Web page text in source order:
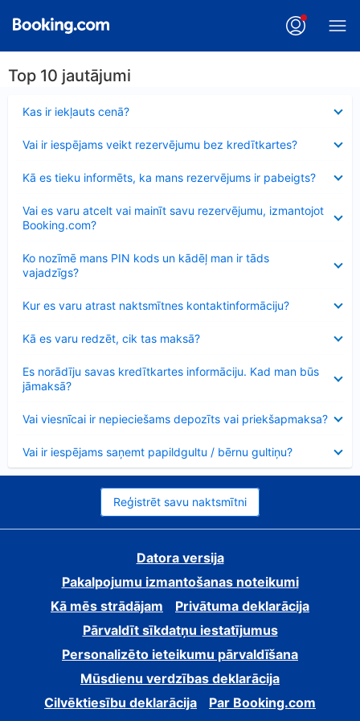
Top 10 jautājumi
Kas ir iekļauts cenā?
Vai ir iespējams veikt rezervējumu bez kredītkartes?
Kā es tieku informēts, ka mans rezervējums ir pabeigts?
Vai es varu atcelt vai mainīt savu rezervējumu, izmantojot
Booking.com?
Ko nozīmē mans PIN kods un kādēļ man ir tāds
vajadzīgs?
Kur es varu atrast naktsmītnes kontaktinformāciju?
Kā es varu redzēt, cik tas maksā?
Es norādīju savas kredītkartes informāciju. Kad man būs
jāmaksā?
Vai viesnīcai ir nepieciešams depozīts vai priekšapmaksa?
Vai ir iespējams saņemt papildgultu / bērnu gultiņu?
Reģistrēt savu naktsmītni
Datora versija
Pakalpojumu izmantošanas noteikumi
Kā mēs strādājam
Privātuma deklarācija
Pārvaldīt sīkdatņu iestatījumus
Personalizēto ieteikumu pārvaldīšana
Mūsdienu verdzības deklarācija
Cilvēktiesību deklarācija
Par Booking.com